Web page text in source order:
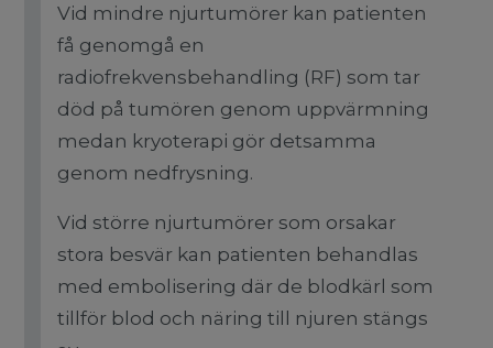
Vid mindre njurtumörer kan patienten
få genomgå en
radiofrekvensbehandling (RF) som tar
död på tumören genom uppvärmning
medan kryoterapi gör detsamma
genom nedfrysning.
Vid större njurtumörer som orsakar
stora besvär kan patienten behandlas
med embolisering där de blodkärl som
tillför blod och näring till njuren stängs